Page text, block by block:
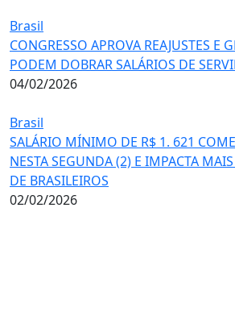
Brasil
CONGRESSO APROVA REAJUSTES E
PODEM DOBRAR SALÁRIOS DE
04/02/2026
Brasil
SALÁRIO MÍNIMO DE R$ 1. 621
NESTA SEGUNDA (2) E IMPACTA
DE BRASILEIROS
02/02/2026